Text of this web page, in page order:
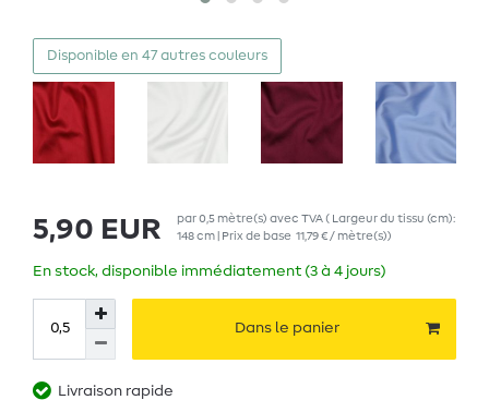
Disponible en 47 autres couleurs
5,90 EUR par0,5 mètre(s) avec TVA( Largeur du tissu (cm):
148 cm | Prix de base 11,79 € / mètre(s))
En stock, disponible immédiatement (3 à 4 jours)
Dans le panier
Livraison rapide